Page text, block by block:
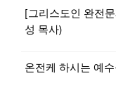
[그리스도인 완전
성 목사)
온전케 하시는 예